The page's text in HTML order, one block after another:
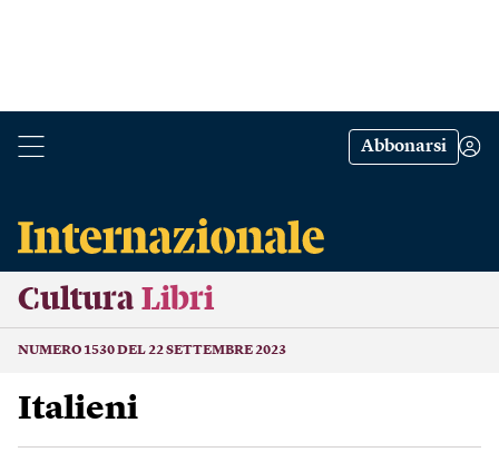
Abbonarsi
Cultura Libri
NUMERO 1530 DEL 22 SETTEMBRE 2023
Italieni